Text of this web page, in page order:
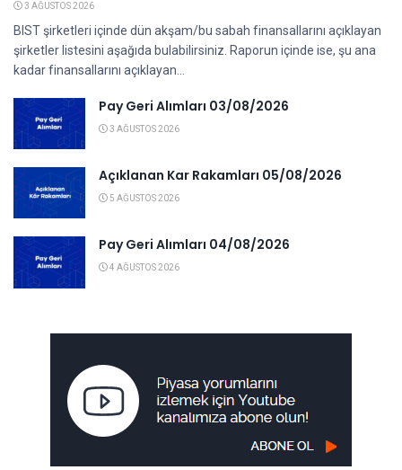
3 AĞUSTOS 2026
BIST şirketleri içinde dün akşam/bu sabah finansallarını açıklayan
şirketler listesini aşağıda bulabilirsiniz. Raporun içinde ise, şu ana
kadar finansallarını açıklayan...
Pay Geri Alımları 03/08/2026
3 AĞUSTOS 2026
Açıklanan Kar Rakamları 05/08/2026
5 AĞUSTOS 2026
Pay Geri Alımları 04/08/2026
4 AĞUSTOS 2026